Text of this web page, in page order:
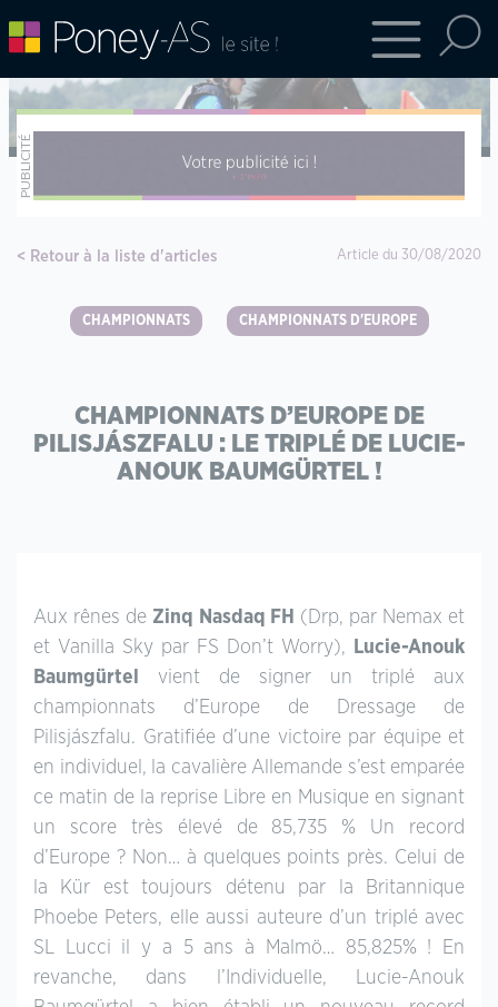
Retour à la liste d'articles Article du 30/08/2020
CHAMPIONNATS CHAMPIONNATS D'EUROPE
CHAMPIONNATS D’EUROPE DE
PILISJÁSZFALU : LE TRIPLÉ DE LUCIE-
ANOUK BAUMGÜRTEL !
Aux rênes de Zinq Nasdaq FH (Drp, par Nemax et
et Vanilla Sky par FS Don’t Worry),
Lucie-Anouk
Baumgürtel
vient de signer un triplé aux
championnats d’Europe de Dressage de
Pilisjászfalu. Gratifiée d’une victoire par équipe et
en individuel, la cavalière Allemande s’est emparée
ce matin de la reprise Libre en Musique en signant
un score très élevé de 85,735 % Un record
d’Europe ? Non… à quelques points près. Celui de
la Kür est toujours détenu par la Britannique
Phoebe Peters, elle aussi auteure d’un triplé avec
SL Lucci il y a 5 ans à Malmö… 85,825% ! En
revanche, dans l’Individuelle, Lucie-Anouk